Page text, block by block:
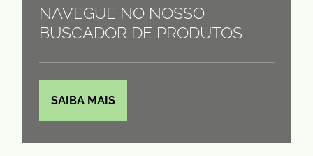
NAVEGUE NO NOSSO
BUSCADOR DE PRODUTOS
SAIBA MAIS